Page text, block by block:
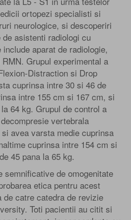
ortopezi specialisti si
neurologice, si descoperiri
asistenti radiologi cu
aparat de radiologie,
Grupul experimental a
Distraction si Drop
cuprinsa intre 30 si 46 de
intre 155 cm si 167 cm, si
64 kg. Grupul de control a
vertebrala
avea varsta medie cuprinsa
cuprinsa intre 154 cm si
45 pana la 65 kg.
semnificative de omogenitate
etica pentru acest
de catre catedra de revizie
Toti pacientii au citit si